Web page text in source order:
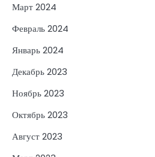
Март 2024
Февраль 2024
Январь 2024
Декабрь 2023
Ноябрь 2023
Октябрь 2023
Август 2023